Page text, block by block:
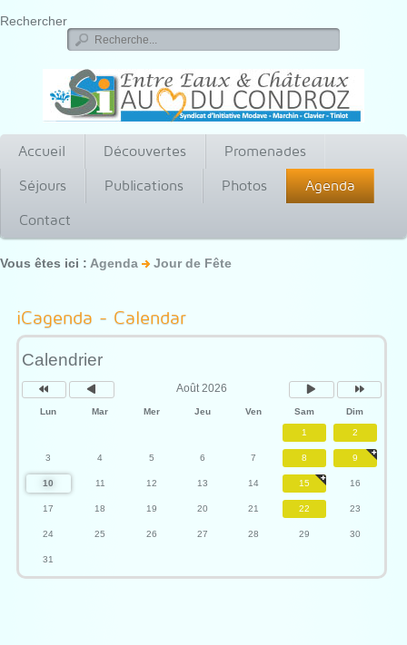
Rechercher
Accueil Découvertes
Promenades
Séjours
Publications Photos
Agenda
Contact
Vous êtes ici : Agenda Jour de Fête
iCagenda - Calendar
Calendrier
précédente précédent
Août 2026
Lun Mar Mer Jeu Ven Sam Dim
1 2
3 4 5 6 7 8 9
10 11 12 13 14 15 16
17 18 19 20 21 22 23
24 25 26 27 28 29 30
31